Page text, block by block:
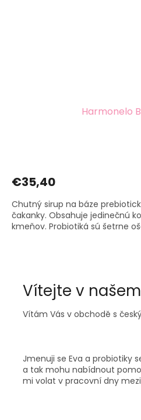
Harmonelo
€35,40
Chutný sirup na báze
čakanky. Obsahuje jedinečnú
kmeňov. Probiotiká sú šetrne
Vítejte v
Vítám Vás v obchodě s
Jmenuji se Eva a probiotiky
a tak mohu nabídnout
mi volat v pracovní dny mezi